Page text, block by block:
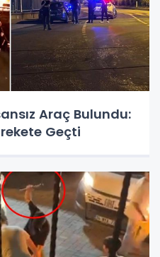
Araç Bulundu:
Geçti